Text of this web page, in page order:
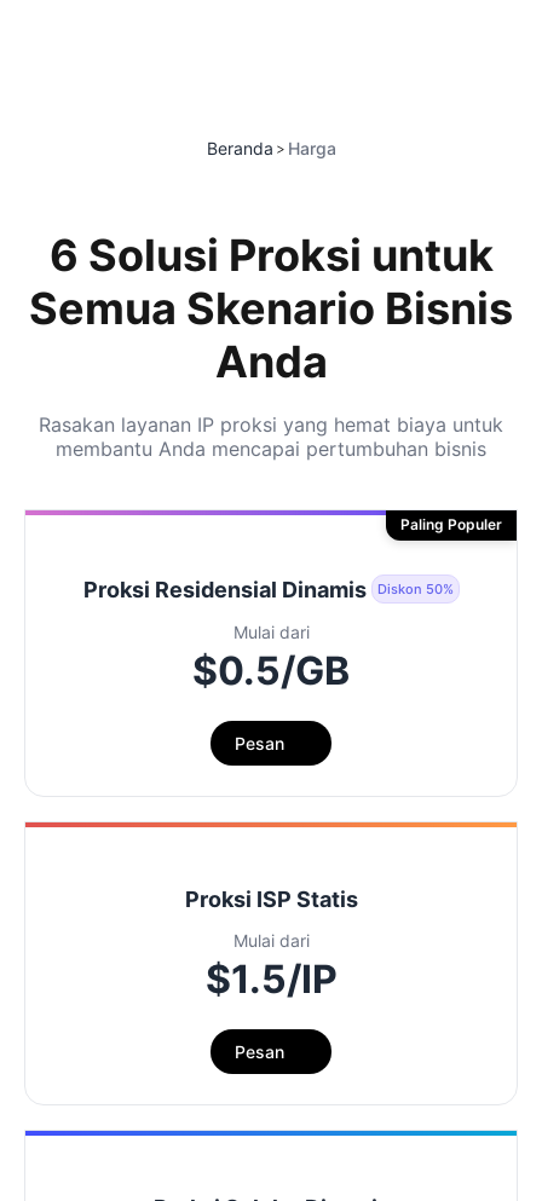
Beranda > Harga
6 Solusi Proksi untuk
Semua Skenario Bisnis
Anda
Rasakan layanan IP proksi yang hemat biaya untuk
membantu Anda mencapai pertumbuhan bisnis
Paling Populer
Proksi Residensial Dinamis Diskon 50%
Mulai dari
$0.5/GB
Pesan
Proksi ISP Statis
Mulai dari
$1.5/IP
Pesan